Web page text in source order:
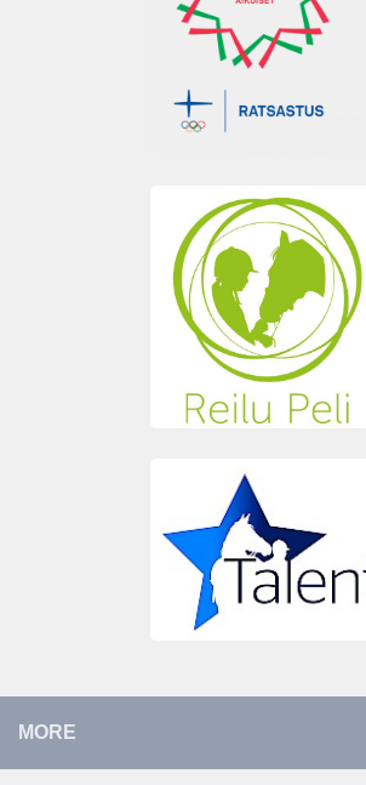
MORE